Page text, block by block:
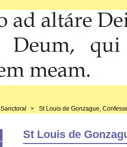
Sanctoral > St Louis de Gonzague,
St Louis de